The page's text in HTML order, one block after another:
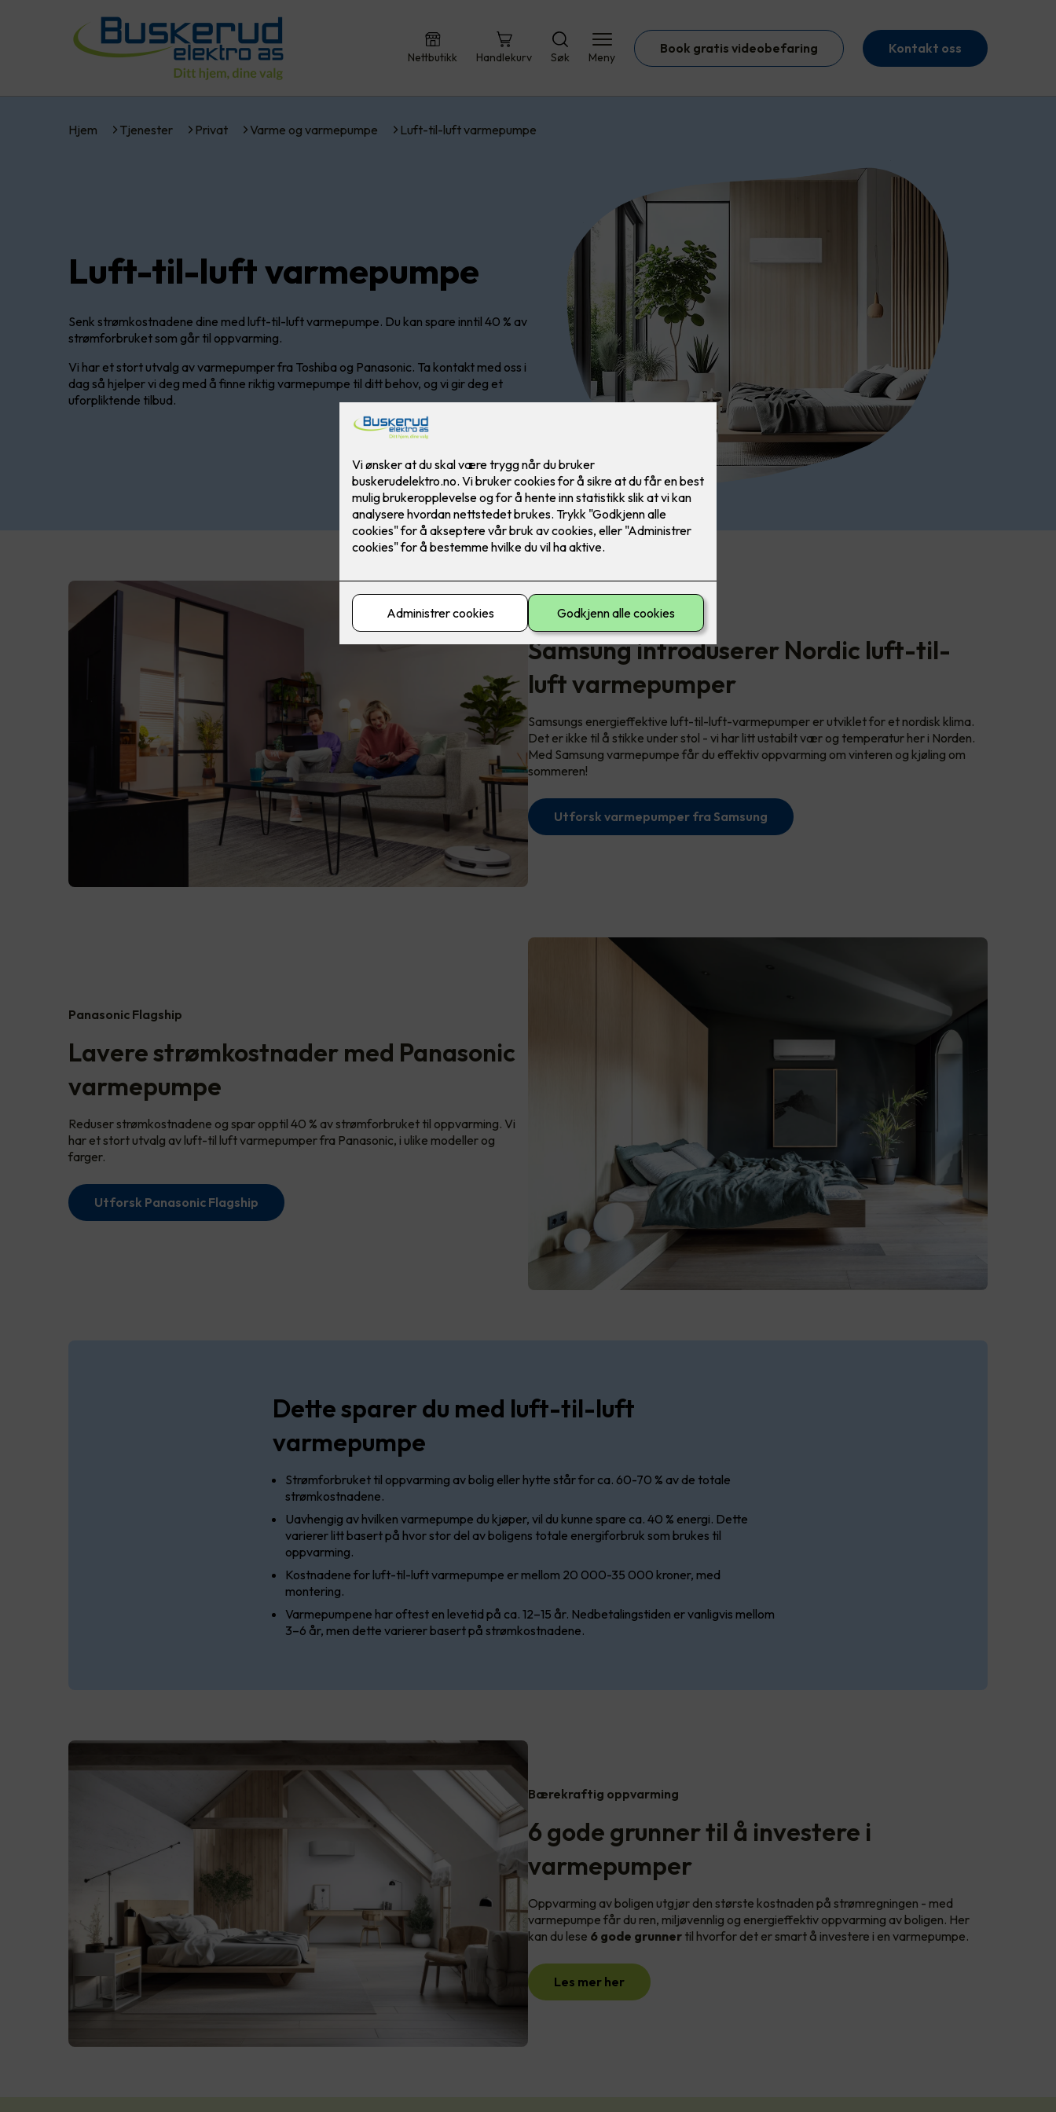
Nettbutikk Handlekurv Søk Meny
Book gratis videobefaring Kontakt oss
Hjem Tjenester Privat Varme og varmepumpe Luft-til-luft varmepumpe
Luft-til-luft varmepumpe
Senk strømkostnadene dine med luft-til-luft varmepumpe. Du kan spare inntil 40 % av
strømforbruket som går til oppvarming.
Vi har et stort utvalg av varmepumper fra Toshiba og Panasonic. Ta kontakt med oss i
dag så hjelper vi deg med å finne riktig varmepumpe til ditt behov, og vi gir deg et
uforpliktende tilbud.
Samsung introduserer Nordic luft-til-
luft varmepumper
Samsungs energieffektive luft-til-luft-varmepumper er utviklet for et nordisk klima.
Det er ikke til å stikke under stol - vi har litt ustabilt vær og temperatur her i Norden.
Med Samsung varmepumpe får du effektiv oppvarming om vinteren og kjøling om
sommeren!
Utforsk varmepumper fra Samsung
Panasonic Flagship
Lavere strømkostnader med Panasonic
varmepumpe
Reduser strømkostnadene og spar opptil 40 % av strømforbruket til oppvarming. Vi
har et stort utvalg av luft-til luft varmepumper fra Panasonic, i ulike modeller og
farger.
Utforsk Panasonic Flagship
Dette sparer du med luft-til-luft
varmepumpe
Strømforbruket til oppvarming av bolig eller hytte står for ca. 60-70 % av de totale
strømkostnadene.
Uavhengig av hvilken varmepumpe du kjøper, vil du kunne spare ca. 40 % energi. Dette
varierer litt basert på hvor stor del av boligens totale energiforbruk som brukes til
oppvarming.
Kostnadene for luft-til-luft varmepumpe er mellom 20 000-35 000 kroner, med
montering.
Varmepumpene har oftest en levetid på ca. 12–15 år. Nedbetalingstiden er vanligvis mellom
3–6 år, men dette varierer basert på strømkostnadene.
Bærekraftig oppvarming
6 gode grunner til å investere i
varmepumper
Oppvarming av boligen utgjør den største kostnaden på strømregningen - med
varmepumpe får du ren, miljøvennlig og energieffektiv oppvarming av boligen. Her
kan du lese 6 gode grunner til hvorfor det er smart å investere i en varmepumpe.
Les mer her